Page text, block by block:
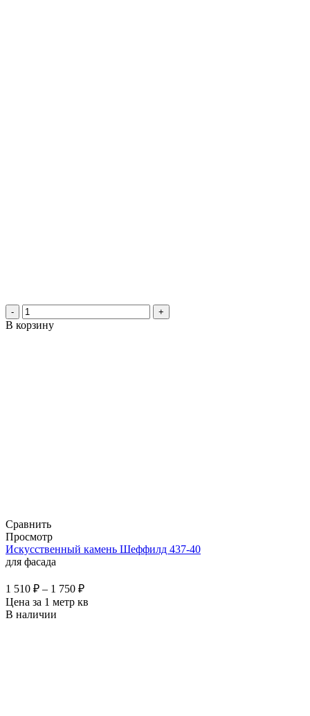
- +
В корзину
Сравнить
Просмотр
Искусственный камень Шеффилд 437-40
для фасада
1 510 ₽ – 1 750 ₽
Цена за 1 метр кв
В наличии